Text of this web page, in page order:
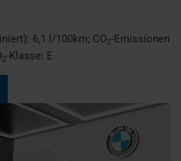
6,1 l/100km; CO2-Emissionen
2-Klasse: E